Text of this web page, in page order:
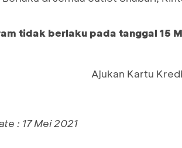
tidak berlaku pada tanggal 15
Ajukan Kartu
: 17 Mei 2021